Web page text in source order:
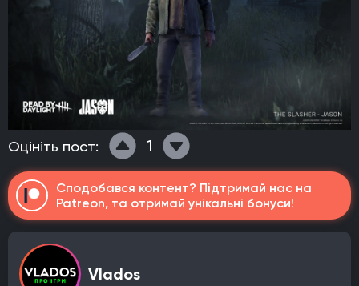
Оцініть пост: 1
Сподобався контент? Підтримай нас на
Patreon, та отримай унікальні бонуси!
Vlados